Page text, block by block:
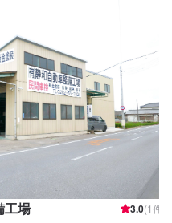
工場 3.0(1件)